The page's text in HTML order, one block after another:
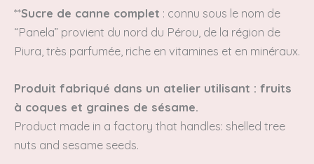
**Sucre de canne complet : connu sous le nom de
“Panela” provient du nord du Pérou, de la région de
Piura, très parfumée, riche en vitamines et en minéraux.
Produit fabriqué dans un atelier utilisant : fruits
à coques et graines de sésame.
Product made in a factory that handles: shelled tree
nuts and sesame seeds.